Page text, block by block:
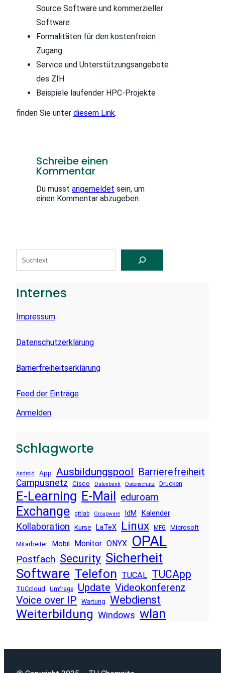
Source Software und kommerzieller
Software
Formalitäten für den kostenfreien
Zugang
Service und Unterstützungsangebote
des ZIH
Beispiele laufender HPC-Projekte
finden Sie unter diesem Link.
Schreibe einen
Kommentar
Du musst angemeldet sein, um
einen Kommentar abzugeben.
C
Internes
Impressum
Datenschutzerklärung
Barrierfreiheitserklärung
Feed der Einträge
Anmelden
Schlagworte
Android App Ausbildungspool Barrierefreiheit
Campusnetz Cisco Datenbank Datenschutz Drucken
E-Learning E-Mail eduroam
Exchange gitlab Groupware IdM Kalender
Kollaboration Kurse LaTeX Linux MFG Microsoft
Mitarbeiter Mobil Monitor ONYX OPAL
Postfach Security Sicherheit
Software Telefon TUCAL TUCApp
TUCcloud Umfrage Update Videokonferenz
Voice over IP Wartung Webdienst
Weiterbildung Windows wlan